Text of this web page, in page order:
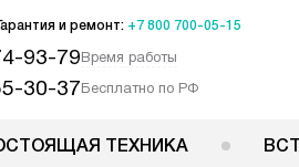
и ремонт: +7 800 700-05-15
93-79Время работы
30-37Бесплатно по РФ
ТЕХНИКА